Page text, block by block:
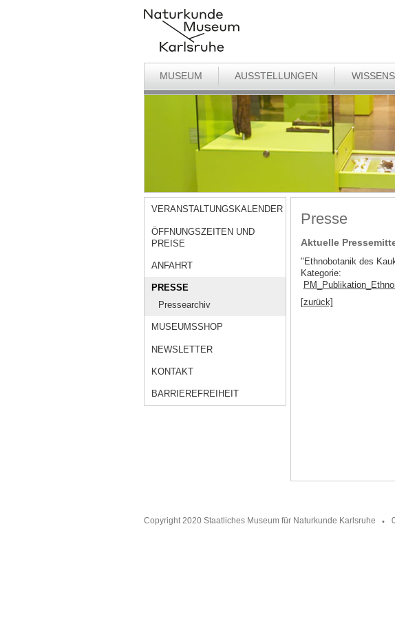
MUSEUM AUSSTELLUNGEN
VERANSTALTUNGSKALENDER
ÖFFNUNGSZEITEN UND
PREISE
ANFAHRT
PRESSE
Pressearchiv
MUSEUMSSHOP
NEWSLETTER
KONTAKT
BARRIEREFREIHEIT
Presse
Aktuelle
"Ethnobotanik des
Kategorie:
[zurück]
Copyright 2020 Staatliches Museum für Naturkunde Karlsruhe